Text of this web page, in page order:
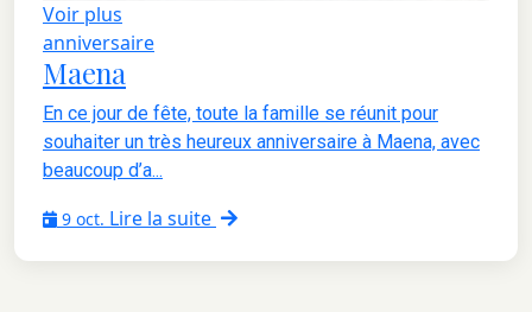
Voir plus
anniversaire
Maena
En ce jour de fête, toute la famille se réunit pour
souhaiter un très heureux anniversaire à Maena, avec
beaucoup d’a...
9 oct. Lire la suite